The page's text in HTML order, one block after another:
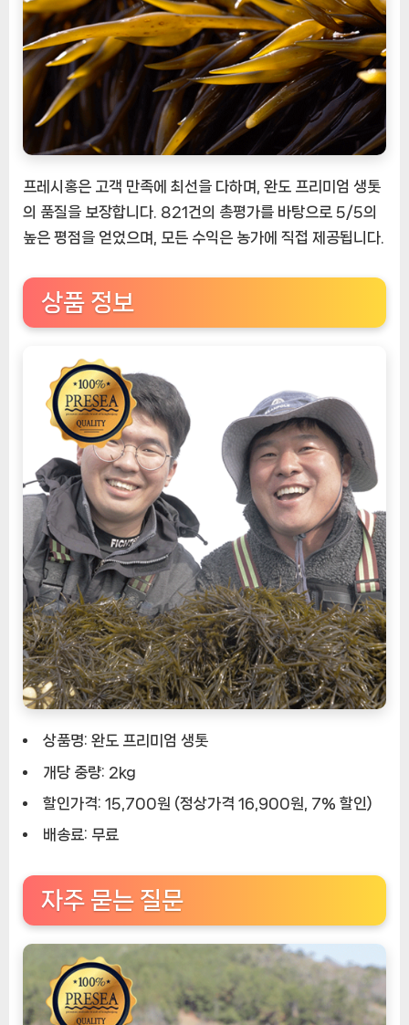
프레시홍은 고객 만족에 최선을 다하며, 완도 프리미엄 생톳
의 품질을 보장합니다. 821건의 총평가를 바탕으로 5/5의
높은 평점을 얻었으며, 모든 수익은 농가에 직접 제공됩니다.
상품 정보
상품명: 완도 프리미엄 생톳
개당 중량: 2kg
할인가격: 15,700원 (정상가격 16,900원, 7% 할인)
배송료: 무료
자주 묻는 질문